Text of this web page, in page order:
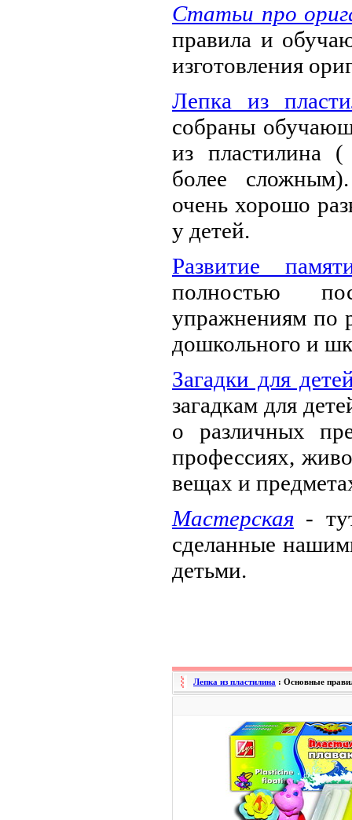
Статьи про
правила и
изготовления
Лепка из
собраны
из пластилина
более
очень хорошо
у детей.
Развитие
полностью
упражнениям по
дошкольного и
Загадки для
загадкам для
о различных
профессиях,
вещах и
Мастерская -
сделанные
детьми.
Лепка из пластилина : Основные